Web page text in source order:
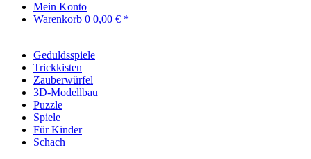
Mein Konto
Warenkorb 0 0,00 € *
Geduldsspiele
Trickkisten
Zauberwürfel
3D-Modellbau
Puzzle
Spiele
Für Kinder
Schach